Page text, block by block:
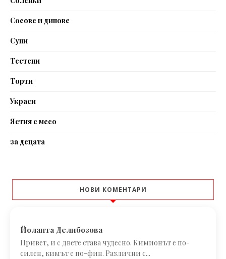
Сосове и дипове
Супи
Тестени
Торти
Украси
Ястия с месо
за децата
НОВИ КОМЕНТАРИ
Йоланта Делибозова
Привет, и с двете става чудесно. Кимионът е по-
силен, кимът е по-фин. Различни с...